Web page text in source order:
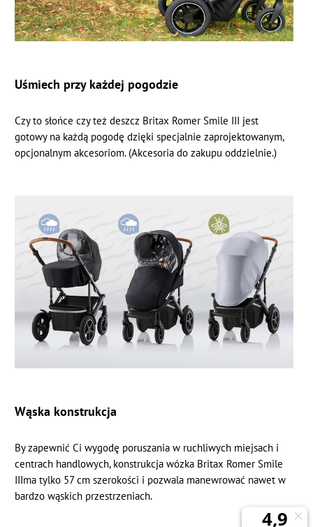
Uśmiech przy każdej pogodzie
Czy to słońce czy też deszcz Britax Romer Smile III jest
gotowy na każdą pogodę dzięki specjalnie zaprojektowanym,
opcjonalnym akcesoriom. (Akcesoria do zakupu oddzielnie.)
Wąska konstrukcja
By zapewnić Ci wygodę poruszania w ruchliwych miejsach i
centrach handlowych, konstrukcja wózka Britax Romer Smile
IIIma tylko 57 cm szerokości i pozwala manewrować nawet w
bardzo wąskich przestrzeniach.